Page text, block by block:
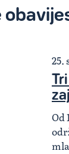
25.
Od